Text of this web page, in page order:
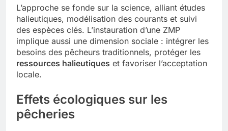
L’approche se fonde sur la science, alliant études
halieutiques, modélisation des courants et suivi
des espèces clés. L’instauration d’une ZMP
implique aussi une dimension sociale : intégrer les
besoins des pêcheurs traditionnels, protéger les
ressources halieutiques et favoriser l’acceptation
locale.
Effets écologiques sur les
pêcheries